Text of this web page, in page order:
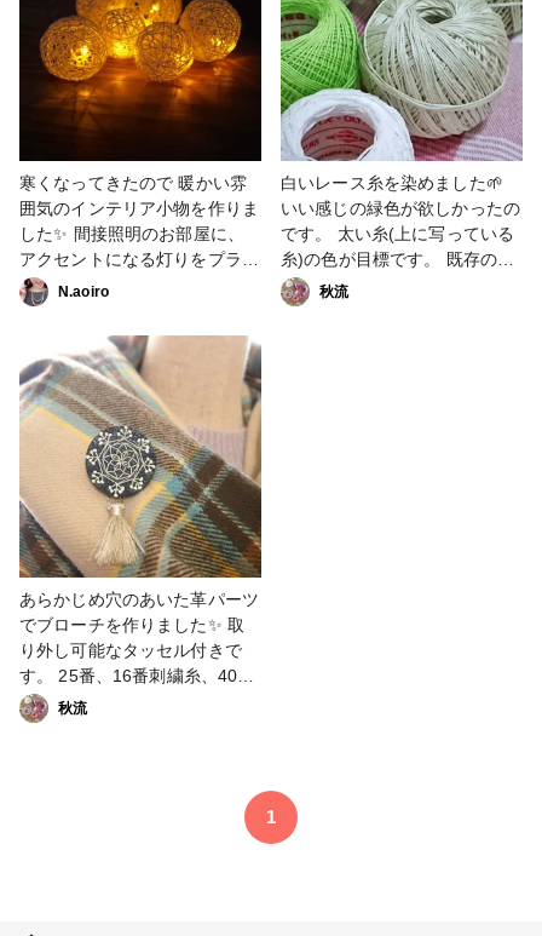
寒くなってきたので 暖かい雰
囲気のインテリア小物を作りま
した✨ 間接照明のお部屋に、
アクセントになる灯りをプラス
💡 クリスマスの飾りにも使え
るかな😊🎄 糸と風船で簡単に
作れますよ🎈 #レース糸 #飾り
#クリスマス #LEDライト
N.aoiro
白いレース糸を染めました🌱
いい感じの緑色が欲しかったの
です。 太い糸(上に写っている
糸)の色が目標です。 既存の緑
は、鮮やかな黄緑、パステルカ
ラーっぽい黄緑、ザ・緑な緑は
秋流
あらかじめ穴のあいた革パーツ
でブローチを作りました✨ 取
り外し可能なタッセル付きで
す。 25番、16番刺繍糸、40
番、20番レース糸、どれを使
うか悩みましたが、40番レー
つもりでしたが、革なのででき
秋流
1